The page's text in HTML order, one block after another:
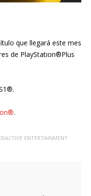
que llegará este mes
de PlayStation®Plus
.
ENTERTAINMENT